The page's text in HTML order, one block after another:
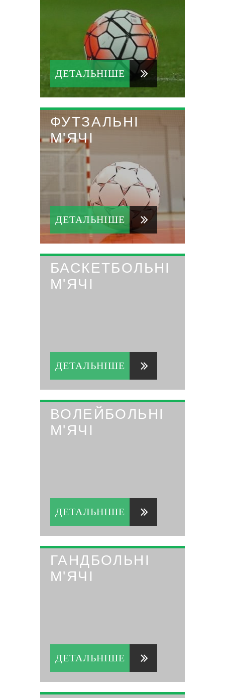
ДЕТАЛЬНІШЕ
ФУТЗАЛЬНІ
М'ЯЧІ
ДЕТАЛЬНІШЕ
БАСКЕТБОЛЬНІ
М'ЯЧІ
ДЕТАЛЬНІШЕ
ВОЛЕЙБОЛЬНІ
М'ЯЧІ
ДЕТАЛЬНІШЕ
ГАНДБОЛЬНІ
М'ЯЧІ
ДЕТАЛЬНІШЕ